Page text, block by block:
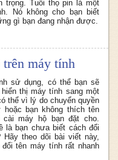
trọng. Tuổi thọ pin là một
Nó không cho bạn biết
gì bạn đang nhận được.
máy tính
sử dụng, có thể bạn sẽ
thị máy tính sang một
thể vì lý do chuyển quyền
hoặc bạn không thích tên
máy hộ bạn đặt cho.
là bạn chưa biết cách đổi
Hãy theo dõi bài viết này,
tên máy tính rất nhanh